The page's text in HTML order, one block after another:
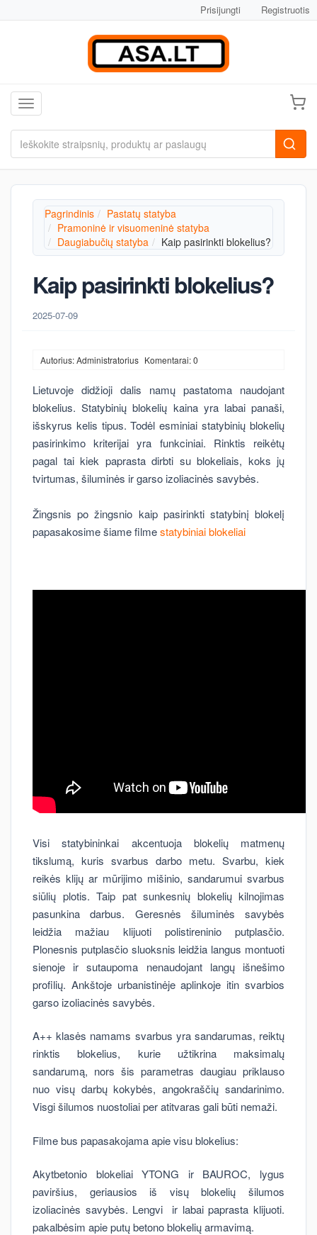
Prisijungti Registruotis
Toggle navigation
Pagrindinis
Pastatų statyba
Pramoninė ir visuomeninė statyba
Daugiabučių statyba
Kaip pasirinkti blokelius?
Kaip pasirinkti blokelius?
2025-07-09
Autorius: Administratorius Komentarai: 0
Lietuvoje didžioji dalis namų pastatoma naudojant
blokelius. Statybinių blokelių kaina yra labai panaši,
išskyrus kelis tipus. Todėl esminiai statybinių blokelių
pasirinkimo kriterijai yra funkciniai. Rinktis reikėtų
pagal tai kiek paprasta dirbti su blokeliais, koks jų
tvirtumas, šiluminės ir garso izoliacinės savybės.
Žingsnis po žingsnio kaip pasirinkti statybinį blokelį
papasakosime šiame filmestatybiniai blokeliai
Visi statybininkai akcentuoja blokelių matmenų
tikslumą, kuris svarbus darbo metu. Svarbu, kiek
reikės klijų ar mūrijimo mišinio, sandarumui svarbus
siūlių plotis. Taip pat sunkesnių blokelių kilnojimas
pasunkina darbus. Geresnės šiluminės savybės
leidžia mažiau klijuoti polistireninio putplasčio.
Plonesnis putplasčio sluoksnis leidžia langus montuoti
sienoje ir sutaupoma nenaudojant langų išnešimo
profilių. Ankštoje urbanistinėje aplinkoje itin svarbios
garso izoliacinės savybės.
A++ klasės namams svarbus yra sandarumas, reiktų
rinktis blokelius, kurie užtikrina maksimalų
sandarumą, nors šis parametras daugiau priklauso
nuo visų darbų kokybės, angokraščių sandarinimo.
Visgi šilumos nuostoliai per atitvaras gali būti nemaži.
Filme bus papasakojama apie visu blokelius:
Akytbetonio blokeliai YTONG ir BAUROC, lygus
paviršius, geriausios iš visų blokelių šilumos
izoliacinės savybės. Lengvi ir labai paprasta klijuoti.
pakalbėsim apie putų betono blokelių armavimą.